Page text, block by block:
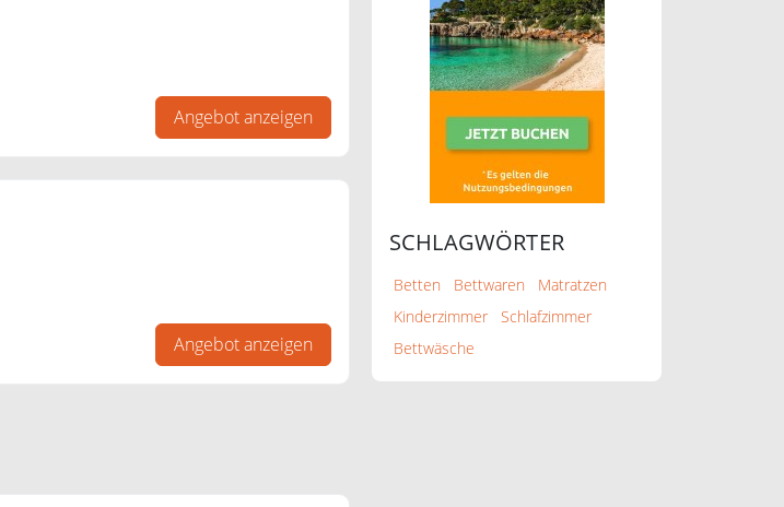
Angebot anzeigen
Angebot anzeigen
SCHLAGWÖRTER
Betten Bettwaren
Matratzen
Kinderzimmer
Schlafzimmer
Bettwäsche